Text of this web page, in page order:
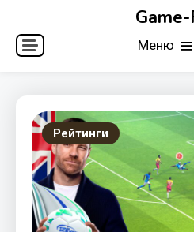
содержимому
Game-
Меню
Рейтинги